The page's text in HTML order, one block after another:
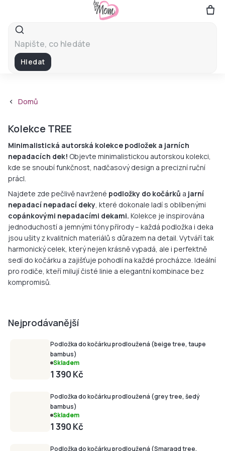
obsah
Hledat
Domů
Kolekce TREE
Minimalistická autorská kolekce podložek a jarních
nepadacích dek! Objevte minimalistickou autorskou kolekci,
kde se snoubí funkčnost, nadčasový design a precizní ruční
prácI.
Najdete zde pečlivě navržené podložky do kočárků a jarní
nepadací nepadací deky, které dokonale ladí s oblíbenými
copánkovými nepadacími dekami. Kolekce je inspirována
jednoduchostí a jemnými tóny přírody – každá podložka i deka
jsou ušity z kvalitních materiálů s důrazem na detail. Vytváří tak
harmonický celek, který nejen krásně vypadá, ale i perfektně
sedí do kočárku a zajišťuje pohodlí na každé procházce. Ideální
pro rodiče, kteří milují čisté linie a elegantní kombinace bez
kompromisů.
Nejprodávanější
Podložka do kočárku prodloužená (beige tree, taupe
bambus)
Skladem
1 390 Kč
Podložka do kočárku prodloužená (grey tree, šedý
bambus)
Skladem
1 390 Kč
Podložka do kočárku prodloužená (Smaragd tree,